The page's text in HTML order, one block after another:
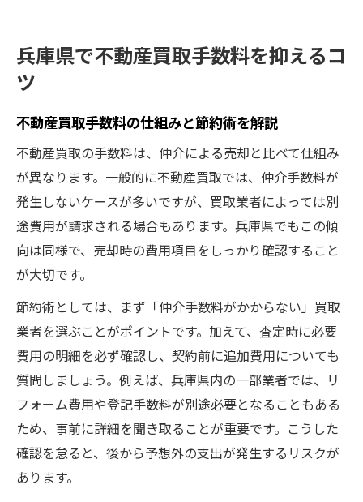
不動産買取時の手数料仕組みを徹底解説
う
兵庫県での不動産買取手数料算出の流れ
不動産買取で発生する各種手数料の詳細
手数料と費用の違いを正しく理解するため
に
仲介手数料と不動産買取手数料の違い解説
手数料の違法性やNG行為を防ぐために
不動産買取手数料の違法請求に注意しよう
仲介手数料10%請求は法律違反なのか解説
家売却時の絶対NGな行為とその理由
トラブルを防ぐ不動産買取手数料の確認方
法
違法な手数料請求を見抜くチェックポイン
兵庫県で不動産買取手数料を抑えるコ
ツ
不動産買取手数料の仕組みと節約術を解説
不動産買取の手数料は、仲介による売却と比べて仕組み
が異なります。一般的に不動産買取では、仲介手数料が
発生しないケースが多いですが、買取業者によっては別
途費用が請求される場合もあります。兵庫県でもこの傾
向は同様で、売却時の費用項目をしっかり確認すること
が大切です。
節約術としては、まず「仲介手数料がかからない」買取
業者を選ぶことがポイントです。加えて、査定時に必要
費用の明細を必ず確認し、契約前に追加費用についても
質問しましょう。例えば、兵庫県内の一部業者では、リ
フォーム費用や登記手数料が別途必要となることもある
ため、事前に詳細を聞き取ることが重要です。こうした
確認を怠ると、後から予想外の支出が発生するリスクが
あります。